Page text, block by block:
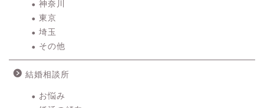
神奈川
東京
埼玉
その他
結婚相談所
お悩み